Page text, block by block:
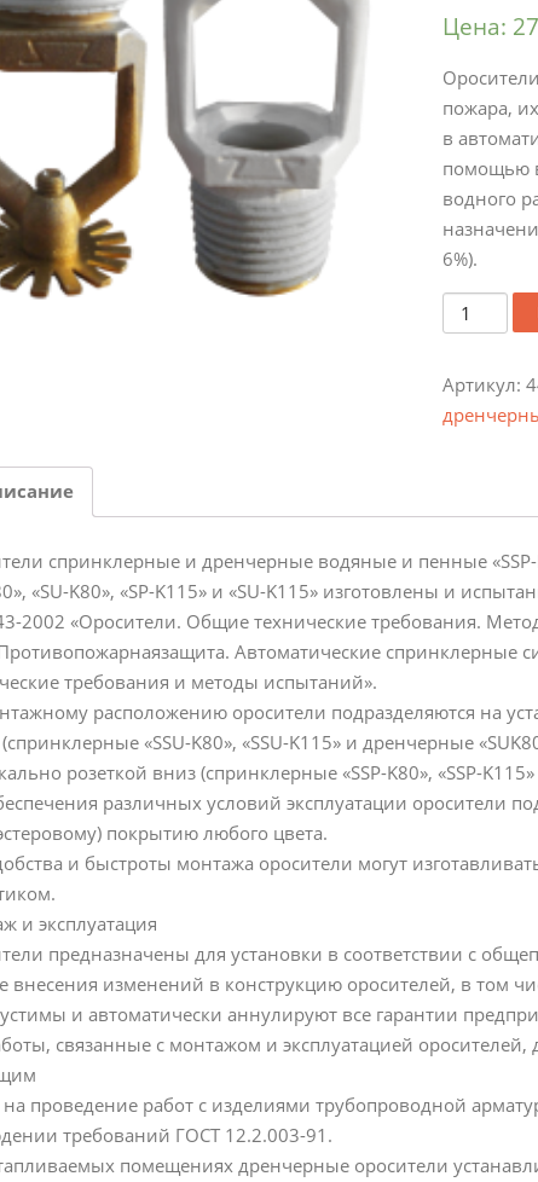
Цена:
пожара,
в
помощью
водного
6%).
Артикул:
спринклерные и дренчерные водяные и пенные «SSP-
«SU-K80», «SP-K115» и «SU-K115» изготовлены и
2002 «Оросители. Общие технические требования.
Автоматические спринклерные
требования и методы испытаний».
расположению оросители подразделяются на
«SSU-K80», «SSU-K115» и дренчерные
розеткой вниз (спринклерные «SSP-K80», «SSP-
различных условий эксплуатации оросители
покрытию любого цвета.
и быстроты монтажа оросители могут
и эксплуатация
предназначены для установки в соответствии с
изменений в конструкцию оросителей, в том
и автоматически аннулируют все гарантии
связанные с монтажом и эксплуатацией
на проведение работ с изделиями трубопроводной
требований ГОСТ 12.2.003-91.
помещениях дренчерные оросители